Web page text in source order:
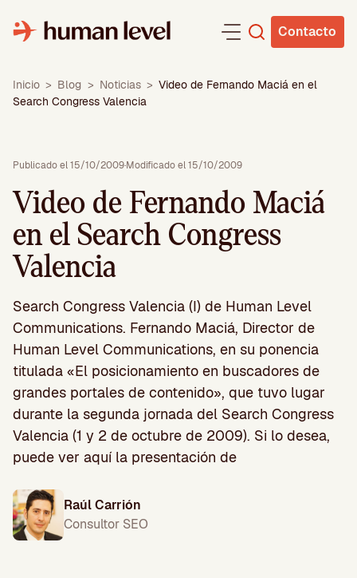
contenido
Contacto
Inicio > Blog > Noticias > Video de Fernando Maciá en el
Search Congress Valencia
Publicado el 15/10/2009·Modificado el 15/10/2009
Video de Fernando Maciá
en el Search Congress
Valencia
Search Congress Valencia (I) de Human Level
Communications. Fernando Maciá, Director de
Human Level Communications, en su ponencia
titulada «El posicionamiento en buscadores de
grandes portales de contenido», que tuvo lugar
durante la segunda jornada del Search Congress
Valencia (1 y 2 de octubre de 2009). Si lo desea,
puede ver aquí la presentación de
Raúl Carrión
Consultor SEO